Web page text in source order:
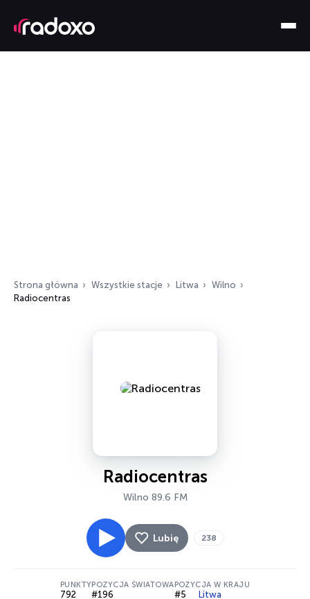
Strona główna Wszystkie stacje Litwa
Wilno
Radiocentras
Radiocentras
Wilno 89.6 FM
Lubię 238
PUNKTY
792
POZYCJA ŚWIATOWA
#196
POZYCJA W KRAJU
#5 Litwa